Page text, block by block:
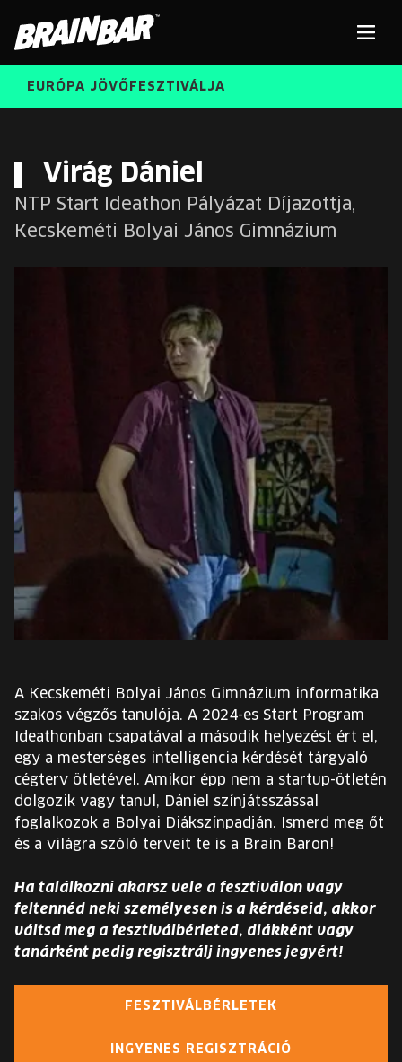
Bar
RÓLUNK
EURÓPA JÖVŐFESZTIVÁLJA
INGYENES DIÁK- ÉS TANÁRREGISZTRÁCIÓ
KOSÁR
language:
EN
EURÓPA JÖVŐFESZTIVÁLJA
INGYENES DIÁK- ÉS TANÁRREGISZTRÁCIÓ
Virág Dániel
NTP Start Ideathon Pályázat Díjazottja,
Kecskeméti Bolyai János Gimnázium
A Kecskeméti Bolyai János Gimnázium informatika
szakos végzős tanulója. A 2024-es Start Program
Ideathonban csapatával a második helyezést ért el,
egy a mesterséges intelligencia kérdését tárgyaló
cégterv ötletével. Amikor épp nem a startup-ötletén
dolgozik vagy tanul, Dániel színjátsszással
foglalkozok a Bolyai Diákszínpadján. Ismerd meg őt
és a világra szóló terveit te is a Brain Baron!
Ha találkozni akarsz vele a fesztiválon vagy
feltennéd neki személyesen is a kérdéseid, akkor
váltsd meg a fesztiválbérleted, diákként vagy
tanárként pedig regisztrálj ingyenes jegyért!
FESZTIVÁLBÉRLETEK
INGYENES REGISZTRÁCIÓ